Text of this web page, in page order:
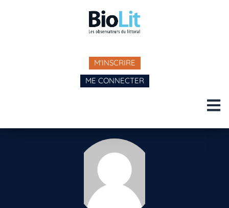
M'INSCRIRE
ME CONNECTER